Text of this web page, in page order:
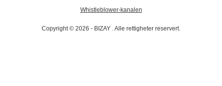
Whistleblower-kanalen
Copyright © 2026 - BIZAY . Alle rettigheter reservert.